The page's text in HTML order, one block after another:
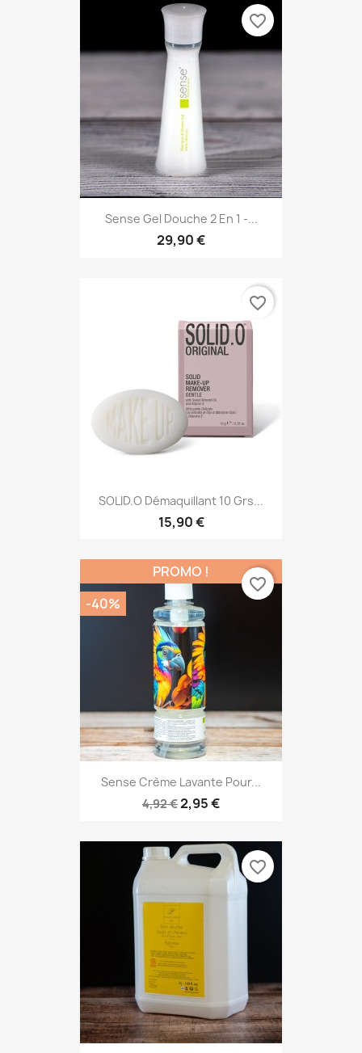
Sense Gel Douche 2 En 1 -...
29,90 €
favorite_border
SOLID.O Démaquillant 10 Grs...
15,90 €
favorite_border
Sense Crème Lavante Pour...
4,92 €2,95 €
PROMO !
-40%
favorite_border
favorite_border